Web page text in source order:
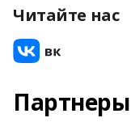
Читайте нас
Партнеры